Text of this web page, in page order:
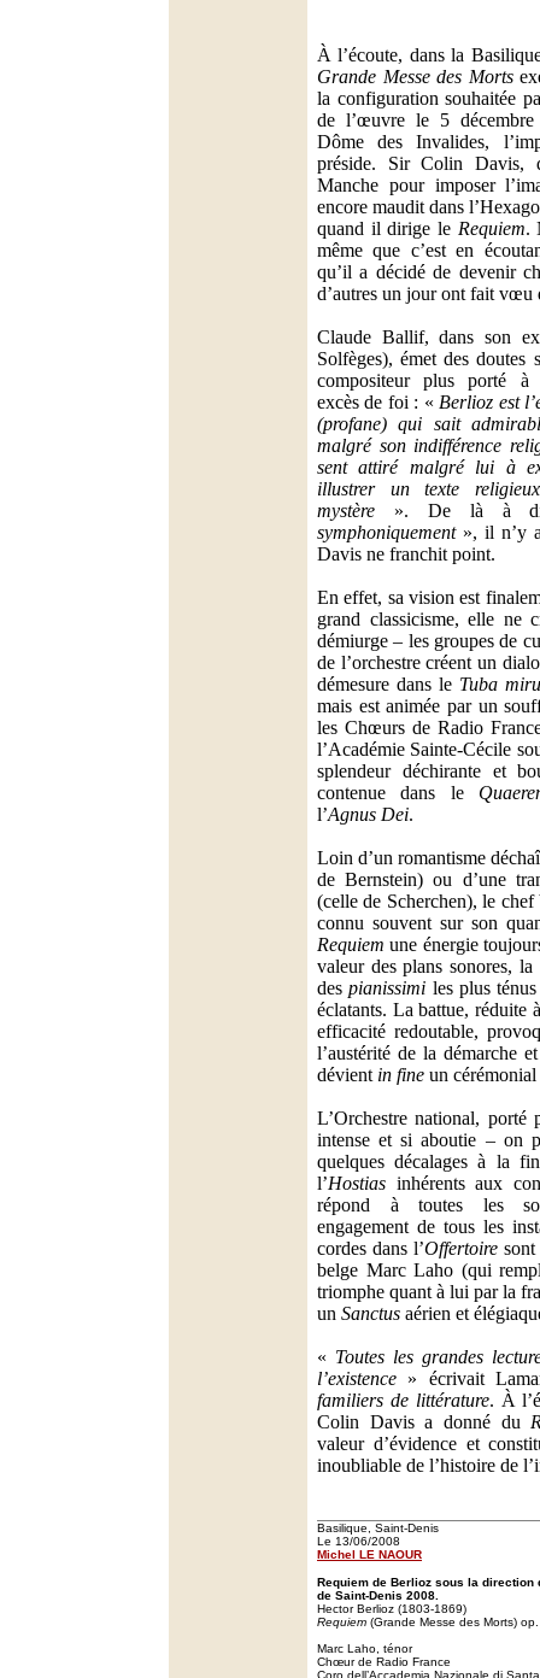
À l’écoute, dans la
Grande Messe des Morts
la configuration souhaitée
de l’œuvre le 5
Dôme des Invalides,
préside. Sir Colin Davis,
Manche pour imposer
encore maudit dans
quand il dirige le Requiem.
même que c’est en
qu’il a décidé de devenir
d’autres un jour ont fait vœu
Claude Ballif, dans son
Solfèges), émet des doutes
compositeur plus porté à
excès de foi : « Berlioz est
(profane) qui sait
malgré son indifférence
sent attiré malgré lui à
illustrer un texte
mystère ». De là à
symphoniquement», il n’y
Davis ne franchit point.
En effet, sa vision est
grand classicisme, elle ne
démiurge – les groupes de
de l’orchestre créent un
démesure dans le Tuba
mais est animée par un
les Chœurs de Radio
l’Académie Sainte-Cécile
splendeur déchirante et
contenue dans le
l’Agnus Dei.
Loin d’un romantisme
de Bernstein) ou d’une
(celle de Scherchen), le
connu souvent sur son
Requiem une énergie
valeur des plans sonores, la
despianissimi les plus
éclatants. La battue, réduite
efficacité redoutable,
l’austérité de la démarche
dévient in fine un
L’Orchestre national, porté
intense et si aboutie – on
quelques décalages à la
l’Hostias inhérents aux
répond à toutes les
engagement de tous les
cordes dans l’Offertoire
belge Marc Laho (qui
triomphe quant à lui par la
un Sanctus aérien et
« Toutes les grandes
l’existence » écrivait
familiers de littérature. À
Colin Davis a donné du
valeur d’évidence et
inoubliable de l’histoire de
Basilique, Saint-Denis
Le 13/06/2008
Michel LE NAOUR
Requiem de Berlioz sous la
de Saint-Denis 2008.
Hector Berlioz (1803-1869)
Requiem (Grande Messe des Morts)
Marc Laho, ténor
Chœur de Radio France
Coro dell’Accademia Nazionale di